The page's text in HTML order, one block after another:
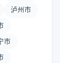
泸州市
市